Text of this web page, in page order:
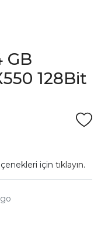
GB
128Bit
için tıklayın.